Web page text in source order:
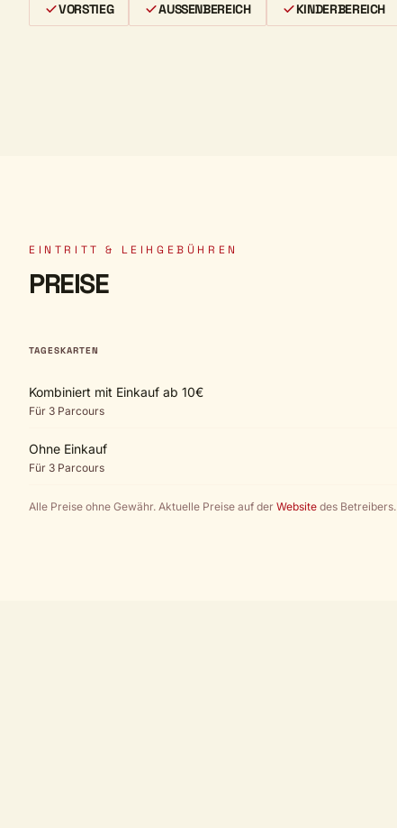
VORSTIEG AUSSENBEREICH KINDERBEREICH
EINTRITT & LEIHGEBÜHREN
PREISE
TAGESKARTEN
Kombiniert mit Einkauf ab 10€
Für 3 Parcours
Ohne Einkauf
Für 3 Parcours
Alle Preise ohne Gewähr. Aktuelle Preise auf der Website des Betreibers.